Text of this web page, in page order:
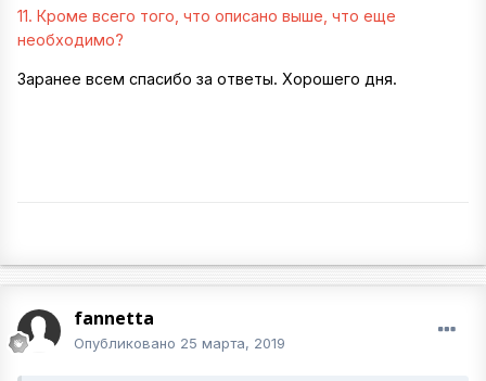
11. Кроме всего того, что описано выше, что еще
необходимо?
Заранее всем спасибо за ответы. Хорошего дня.
fannetta
Опубликовано 25 марта, 2019